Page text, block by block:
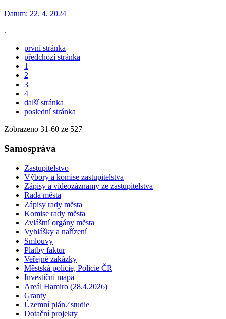
Datum: 22. 4. 2024
.
první stránka
předchozí stránka
1
2
3
4
další stránka
poslední stránka
Zobrazeno 31-60 ze 527
Samospráva
Zastupitelstvo
Výbory a komise zastupitelstva
Zápisy a videozáznamy ze zastupitelstva
Rada města
Zápisy rady města
Komise rady města
Zvláštní orgány města
Vyhlášky a nařízení
Smlouvy
Platby faktur
Veřejné zakázky
Městská policie, Policie ČR
Investiční mapa
Areál Hamiro (28.4.2026)
Granty
Územní plán ⁄ studie
Dotační projekty